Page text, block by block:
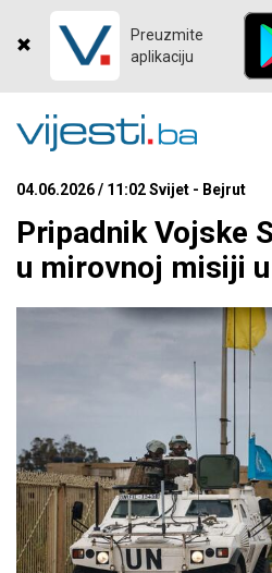
Preuzmite
aplikaciju
04.06.2026 / 11:02 Svijet - Bejrut
Pripadnik Vojske
u mirovnoj misiji